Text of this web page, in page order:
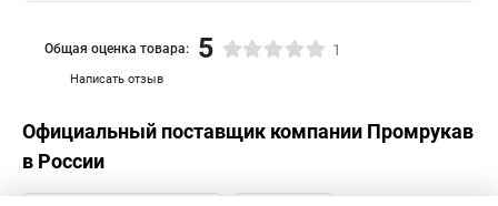
Написать отзыв
Общая оценка товара: 5 1
Официальный поставщик компании Промрукав
в России